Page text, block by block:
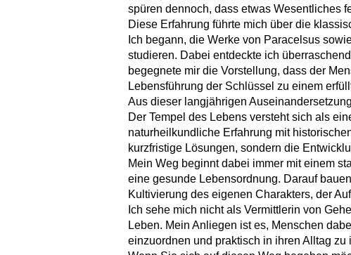
spüren dennoch, dass etwas Wesentliches
Diese Erfahrung führte mich über die
Ich begann, die Werke von Paracelsus
studieren. Dabei entdeckte ich
begegnete mir die Vorstellung, dass der
Lebensführung der Schlüssel zu einem
Aus dieser langjährigen
Der Tempel des Lebens versteht sich als
naturheilkundliche Erfahrung mit
kurzfristige Lösungen, sondern die
Mein Weg beginnt dabei immer mit einem
eine gesunde Lebensordnung. Darauf
Kultivierung des eigenen Charakters, der
Ich sehe mich nicht als Vermittlerin von
Leben. Mein Anliegen ist es, Menschen
einzuordnen und praktisch in ihren Alltag zu